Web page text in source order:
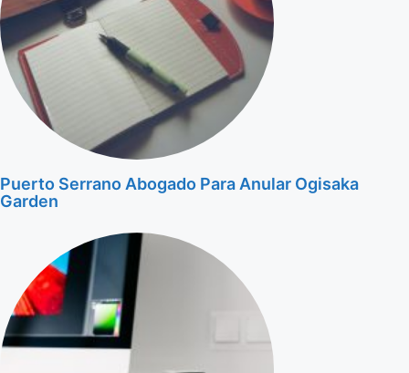
Puerto Serrano Abogado Para Anular Ogisaka
Garden